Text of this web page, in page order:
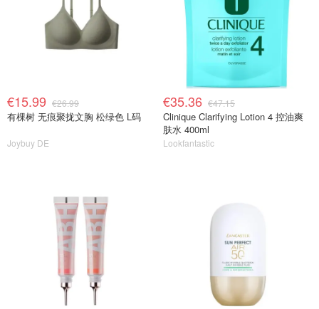
€15.99 €26.99
有棵树 无痕聚拢文胸 松绿色 L码
Joybuy DE
€35.36 €47.15
Clinique Clarifying Lotion 4 控油爽
肤水 400ml
Lookfantastic